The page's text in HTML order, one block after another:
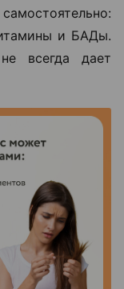
и БАДы.
всегда дает